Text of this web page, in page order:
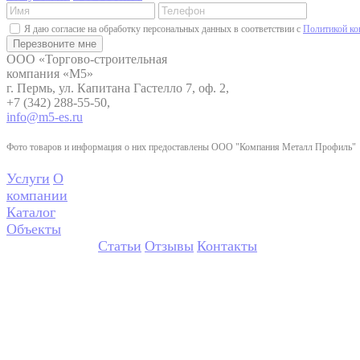
Я даю согласие на обработку персональных данных в соответствии с Политикой
ООО «Торгово-строительная
компания «М5»
г. Пермь, ул. Капитана Гастелло 7, оф. 2,
+7 (342) 288-55-50,
info@m5-es.ru
Фото товаров и информация о них предоставлены ООО "Компания Металл Профиль"
Услуги О
компании
Каталог
Объекты
Статьи Отзывы Контакты